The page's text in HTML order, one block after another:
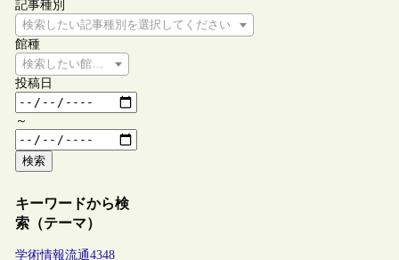
記事種別
検索したい記事種別を選択してください
館種
検索したい館種を選択してください
投稿日
～
検索
キーワードから検
索（テーマ）
学術情報流通4348